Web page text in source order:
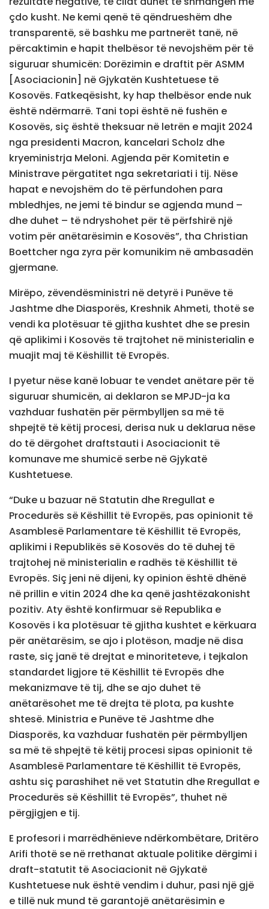
çdo kusht. Ne kemi qenë të qëndrueshëm dhe
transparentë, së bashku me partnerët tanë, në
përcaktimin e hapit thelbësor të nevojshëm për të
siguruar shumicën: Dorëzimin e draftit për ASMM
[Asociacionin] në Gjykatën Kushtetuese të
Kosovës. Fatkeqësisht, ky hap thelbësor ende nuk
është ndërmarrë. Tani topi është në fushën e
Kosovës, siç është theksuar në letrën e majit 2024
nga presidenti Macron, kancelari Scholz dhe
kryeministrja Meloni. Agjenda për Komitetin e
Ministrave përgatitet nga sekretariati i tij. Nëse
hapat e nevojshëm do të përfundohen para
mbledhjes, ne jemi të bindur se agjenda mund –
dhe duhet – të ndryshohet për të përfshirë një
votim për anëtarësimin e Kosovës”, tha Christian
Boettcher nga zyra për komunikim në ambasadën
gjermane.
Mirëpo, zëvendësministri në detyrë i Punëve të
Jashtme dhe Diasporës, Kreshnik Ahmeti, thotë se
vendi ka plotësuar të gjitha kushtet dhe se presin
që aplikimi i Kosovës të trajtohet në ministerialin e
muajit maj të Këshillit të Evropës.
I pyetur nëse kanë lobuar te vendet anëtare për të
siguruar shumicën, ai deklaron se MPJD-ja ka
vazhduar fushatën për përmbylljen sa më të
shpejtë të këtij procesi, derisa nuk u deklarua nëse
do të dërgohet draftstauti i Asociacionit të
komunave me shumicë serbe në Gjykatë
Kushtetuese.
“Duke u bazuar në Statutin dhe Rregullat e
Procedurës së Këshillit të Evropës, pas opinionit të
Asamblesë Parlamentare të Këshillit të Evropës,
aplikimi i Republikës së Kosovës do të duhej të
trajtohej në ministerialin e radhës të Këshillit të
Evropës. Siç jeni në dijeni, ky opinion është dhënë
në prillin e vitin 2024 dhe ka qenë jashtëzakonisht
pozitiv. Aty është konfirmuar së Republika e
Kosovës i ka plotësuar të gjitha kushtet e kërkuara
për anëtarësim, se ajo i plotëson, madje në disa
raste, siç janë të drejtat e minoriteteve, i tejkalon
standardet ligjore të Këshillit të Evropës dhe
mekanizmave të tij, dhe se ajo duhet të
anëtarësohet me të drejta të plota, pa kushte
shtesë. Ministria e Punëve të Jashtme dhe
Diasporës, ka vazhduar fushatën për përmbylljen
sa më të shpejtë të këtij procesi sipas opinionit të
Asamblesë Parlamentare të Këshillit të Evropës,
ashtu siç parashihet në vet Statutin dhe Rregullat e
Procedurës së Këshillit të Evropës”, thuhet në
përgjigjen e tij.
E profesori i marrëdhënieve ndërkombëtare, Dritëro
Arifi thotë se në rrethanat aktuale politike dërgimi i
draft-statutit të Asociacionit në Gjykatë
Kushtetuese nuk është vendim i duhur, pasi një gjë
e tillë nuk mund të garantojë anëtarësimin e